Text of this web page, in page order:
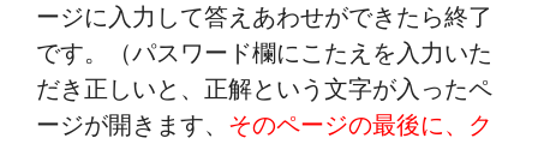
ージに入力して答えあわせができたら終了
です。（パスワード欄にこたえを入力いた
だき正しいと、正解という文字が入ったペ
ージが開きます、 そのページの最後に、ク